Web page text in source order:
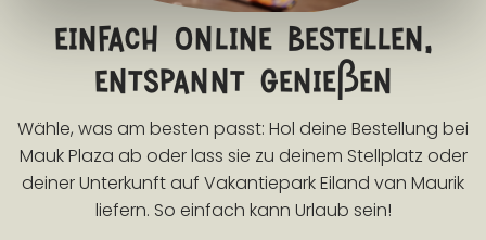
einfach online bestellen,
entspannt genießen
Wähle, was am besten passt: Hol deine Bestellung bei
Mauk Plaza ab oder lass sie zu deinem Stellplatz oder
deiner Unterkunft auf Vakantiepark Eiland van Maurik
liefern. So einfach kann Urlaub sein!